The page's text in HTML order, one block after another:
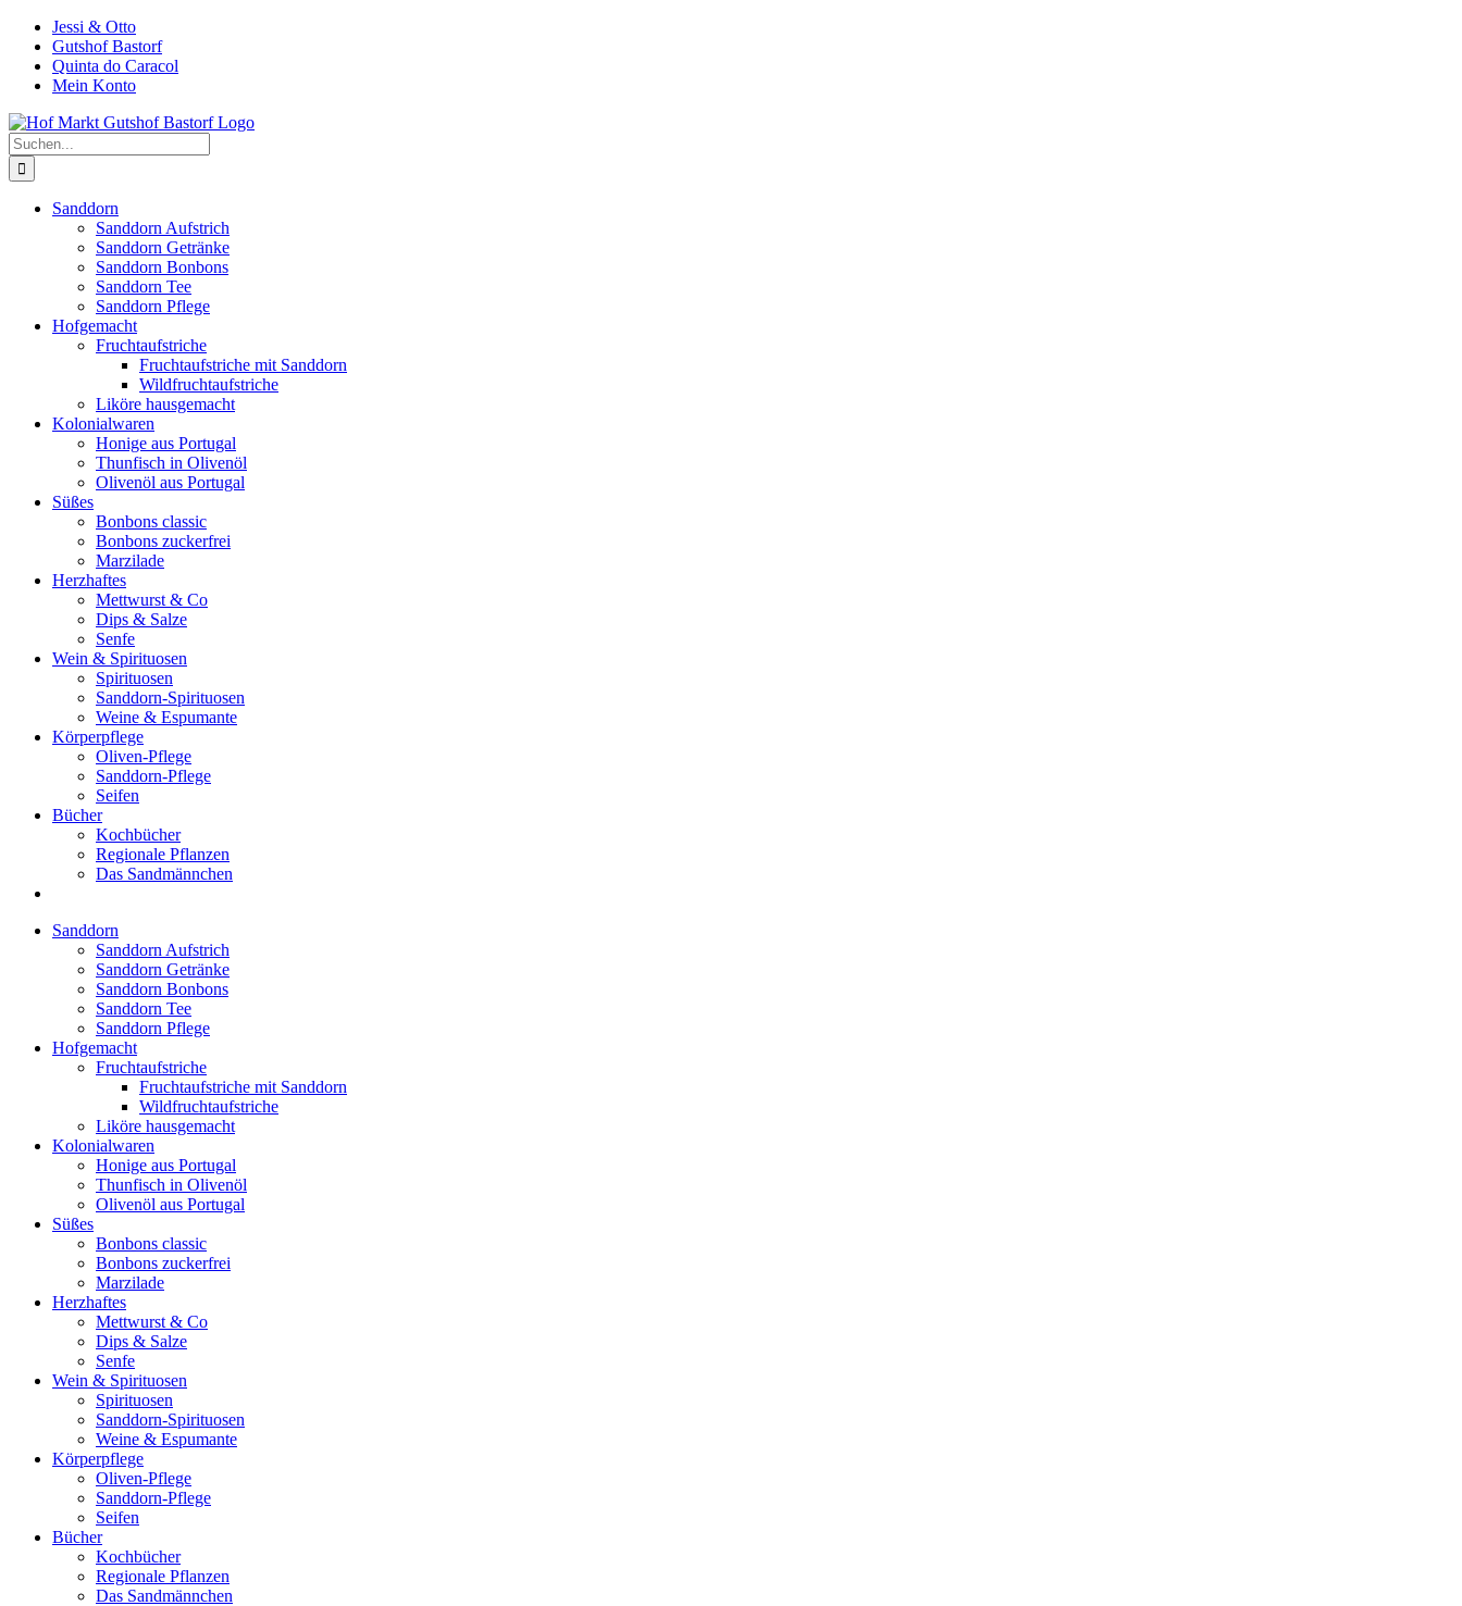
Zum
Inhalt
springen
Jessi & Otto
Gutshof Bastorf
Quinta do Caracol
Mein Konto
Suche
nach:
Sanddorn
Sanddorn Aufstrich
Sanddorn Getränke
Sanddorn Bonbons
Sanddorn Tee
Sanddorn Pflege
Hofgemacht
Fruchtaufstriche
Fruchtaufstriche mit Sanddorn
Wildfruchtaufstriche
Liköre hausgemacht
Kolonialwaren
Honige aus Portugal
Thunfisch in Olivenöl
Olivenöl aus Portugal
Süßes
Bonbons classic
Bonbons zuckerfrei
Marzilade
Herzhaftes
Mettwurst & Co
Dips & Salze
Senfe
Wein & Spirituosen
Spirituosen
Sanddorn-Spirituosen
Weine & Espumante
Körperpflege
Oliven-Pflege
Sanddorn-Pflege
Seifen
Bücher
Kochbücher
Regionale Pflanzen
Das Sandmännchen
Sanddorn
Sanddorn Aufstrich
Sanddorn Getränke
Sanddorn Bonbons
Sanddorn Tee
Sanddorn Pflege
Hofgemacht
Fruchtaufstriche
Fruchtaufstriche mit Sanddorn
Wildfruchtaufstriche
Liköre hausgemacht
Kolonialwaren
Honige aus Portugal
Thunfisch in Olivenöl
Olivenöl aus Portugal
Süßes
Bonbons classic
Bonbons zuckerfrei
Marzilade
Herzhaftes
Mettwurst & Co
Dips & Salze
Senfe
Wein & Spirituosen
Spirituosen
Sanddorn-Spirituosen
Weine & Espumante
Körperpflege
Oliven-Pflege
Sanddorn-Pflege
Seifen
Bücher
Kochbücher
Regionale Pflanzen
Das Sandmännchen